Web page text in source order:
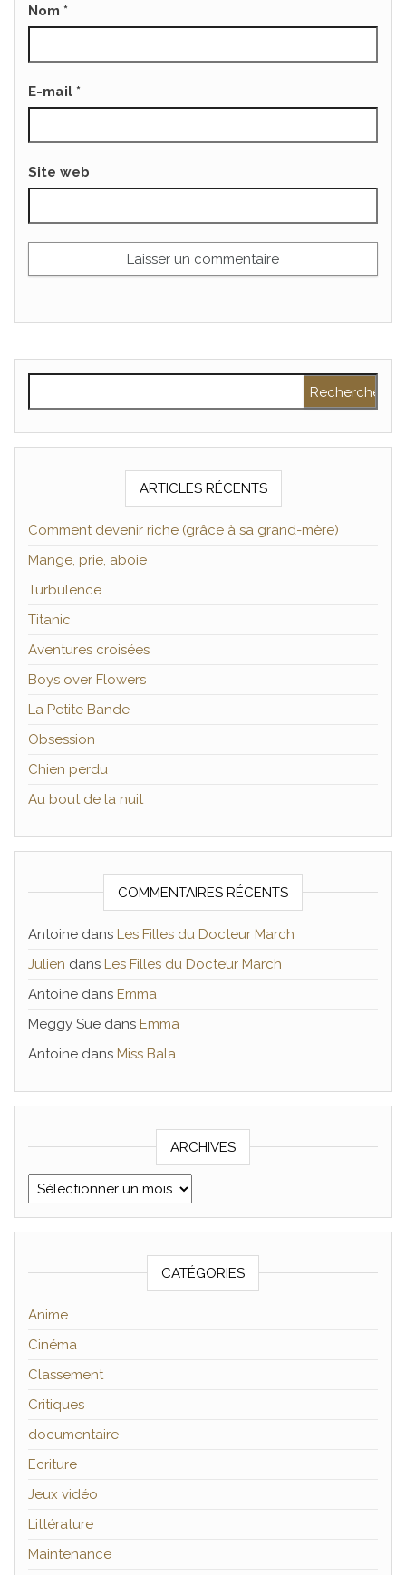
Nom *
E-mail *
Site web
ARTICLES RÉCENTS
Comment devenir riche (grâce à sa grand-mère)
Mange, prie, aboie
Turbulence
Titanic
Aventures croisées
Boys over Flowers
La Petite Bande
Obsession
Chien perdu
Au bout de la nuit
COMMENTAIRES RÉCENTS
Antoine dans Les Filles du Docteur March
Julien dans Les Filles du Docteur March
Antoine dans Emma
Meggy Sue dans Emma
Antoine dans Miss Bala
ARCHIVES
Archives
CATÉGORIES
Anime
Cinéma
Classement
Critiques
documentaire
Ecriture
Jeux vidéo
Littérature
Maintenance